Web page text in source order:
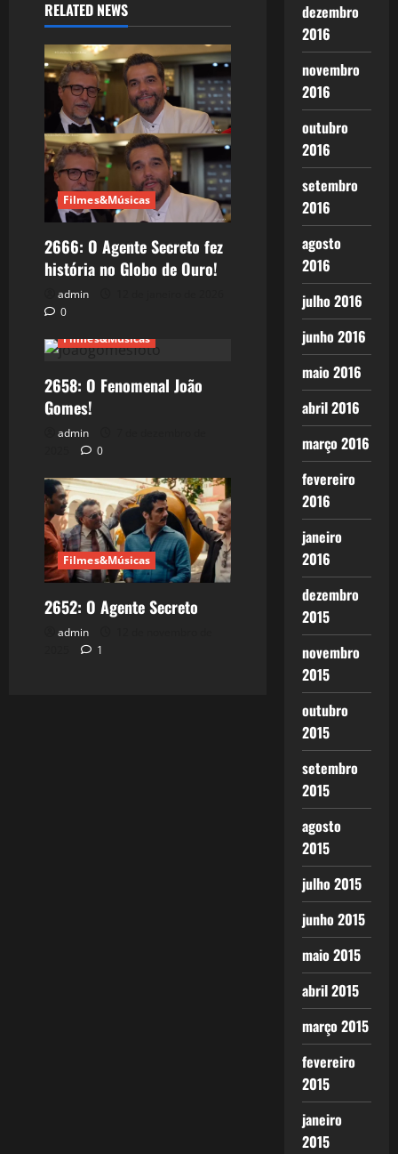
RELATED NEWS
Filmes&Músicas
2666: O Agente Secreto fez
história no Globo de Ouro!
admin
0
Filmes&Músicas
2658: O Fenomenal João
Gomes!
admin
0
Filmes&Músicas
2652: O Agente Secreto
admin
1
dezembro
2016
novembro
2016
outubro
2016
setembro
2016
agosto
2016
julho 2016
junho 2016
maio 2016
abril 2016
março 2016
fevereiro
2016
janeiro
2016
dezembro
2015
novembro
2015
outubro
2015
setembro
2015
agosto
2015
julho 2015
junho 2015
maio 2015
abril 2015
março 2015
fevereiro
2015
janeiro
2015